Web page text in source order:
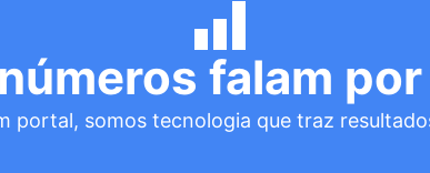
falam
portal, somos tecnologia que traz